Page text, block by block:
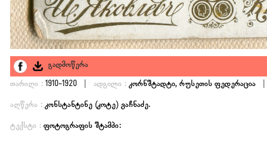
გადმოწერა
თარიღი : 1910-1920 | ადგილი : კორნშტადტი, რუსეთის ფედერაცია |
აღწერა : კონსტანტინე (კოტე) ვაჩნაძე.
ტექსტი : ფოტოგრაფის შტამპი: